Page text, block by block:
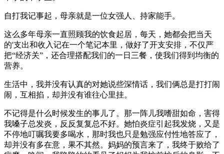
自打我记事起，母亲就是一位女强人、持家能手。
这么多年母亲一直照顾我的饮食起居，每天，她都会把当天
的'支出和收入记在一个笔记本里，做好了开支安排，不仅严
把“经济关”，还合理搭配我们的一日三餐，使我们得到均衡的
营养。
生活中，我并没有认真的对她说些深情话，我们俩总是打打闹
闹，互相掐，却并没有谁往心里挂。
不记得是什么时候发生的事儿了。那一阵儿我嗜甜如命，害得
我嗓子总发炎，反反复复总不好。她怕炎症引起我发烧，又是
不停地叮嘱我要多喝水，那时我也只是勉强应付性地答应了，
却并没有多在意，果不其然。妈妈的预言来了，我终于败给了